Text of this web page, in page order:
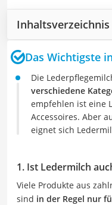
Inhaltsverzeichnis
Das Wichtigste
Die
verschiedene
empfehlen ist eine
Accessoires. Aber
eignet sich
1. Ist Ledermilch
Viele Produkte aus
sind in der Regel nur